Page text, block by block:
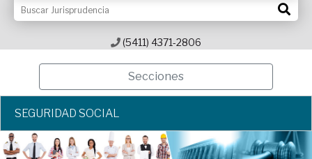
(5411) 4371-2806
Secciones
SEGURIDAD SOCIAL